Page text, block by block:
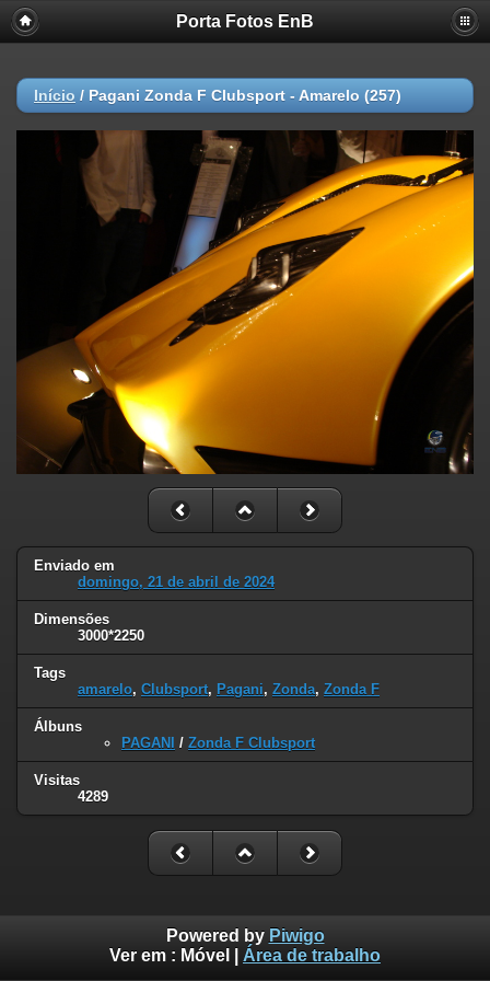
Porta Fotos EnB
Início / Pagani Zonda F Clubsport - Amarelo (257)
Enviado em
domingo, 21 de abril de 2024
Dimensões
3000*2250
Tags
amarelo, Clubsport, Pagani, Zonda, Zonda F
Álbuns
PAGANI
/ Zonda F Clubsport
Visitas
4289
Powered by Piwigo
Ver em : Móvel Área de trabalho